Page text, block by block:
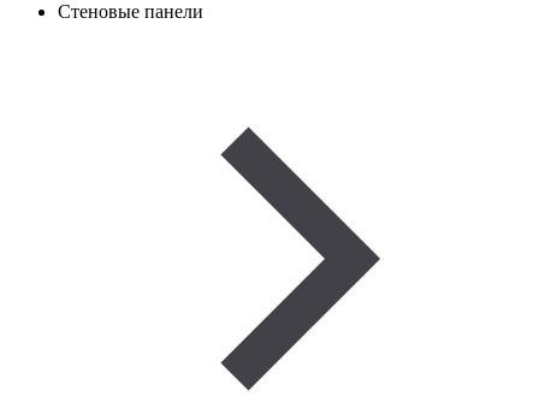
Стеновые панели